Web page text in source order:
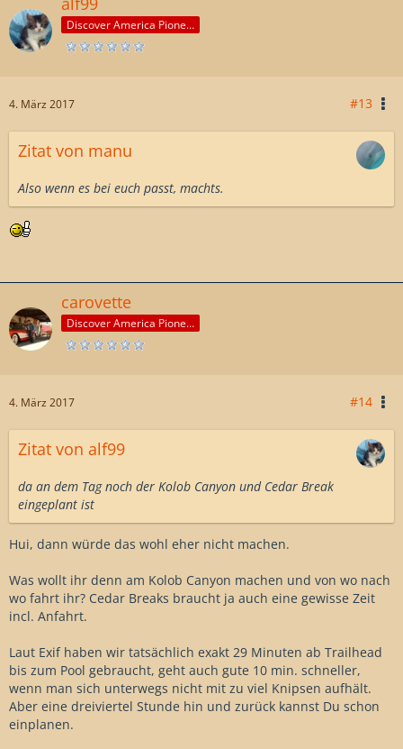
Discover America Pioneer
4. März 2017 #13
Zitat von manu
Also wenn es bei euch passt, machts.
carovette
Discover America Pioneer
4. März 2017 #14
Zitat von alf99
da an dem Tag noch der Kolob Canyon und Cedar Break
eingeplant ist
Hui, dann würde das wohl eher nicht machen.
Was wollt ihr denn am Kolob Canyon machen und von wo nach
wo fahrt ihr? Cedar Breaks braucht ja auch eine gewisse Zeit
incl. Anfahrt.
Laut Exif haben wir tatsächlich exakt 29 Minuten ab Trailhead
bis zum Pool gebraucht, geht auch gute 10 min. schneller,
wenn man sich unterwegs nicht mit zu viel Knipsen aufhält.
Aber eine dreiviertel Stunde hin und zurück kannst Du schon
einplanen.